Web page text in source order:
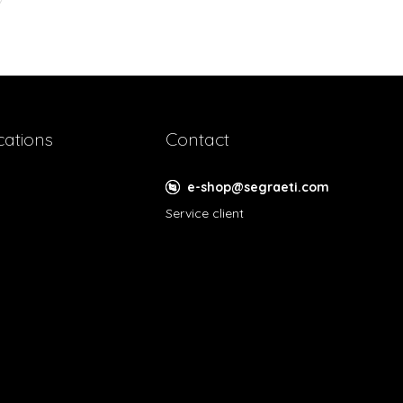
Contact
e-shop@segraeti.com
Service client